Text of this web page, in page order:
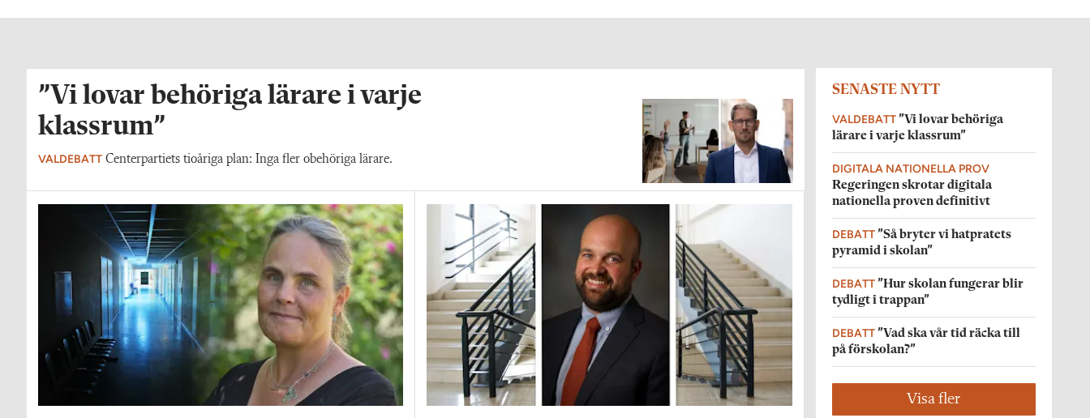
”Vi lovar behöriga lärare i varje
klassrum”
VALDEBATT Centerpartiets tioåriga plan: Inga fler obehöriga lärare.
SENASTE NYTT
VALDEBATT ”Vi lovar behöriga
lärare i varje klassrum”
DIGITALA NATIONELLA PROV
Regeringen skrotar digitala
nationella proven definitivt
DEBATT ”Så bryter vi hatpratets
pyramid i skolan”
DEBATT ”Hur skolan fungerar blir
tydligt i trappan”
DEBATT ”Vad ska vår tid räcka till
på förskolan?”
Visa fler